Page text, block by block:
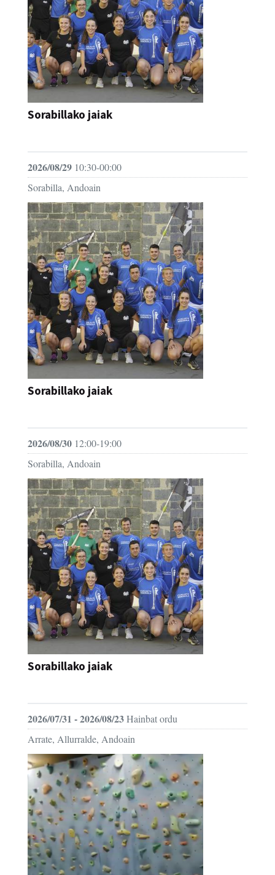
Sorabillako jaiak
2026/08/29 10:30-00:00
Sorabilla, Andoain
Sorabillako jaiak
2026/08/30 12:00-19:00
Sorabilla, Andoain
Sorabillako jaiak
2026/07/31 - 2026/08/23Hainbat ordu
Arrate, Allurralde, Andoain